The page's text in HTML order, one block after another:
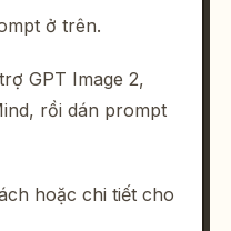
ở trên.
GPT Image 2,
rồi dán prompt
hoặc chi tiết cho